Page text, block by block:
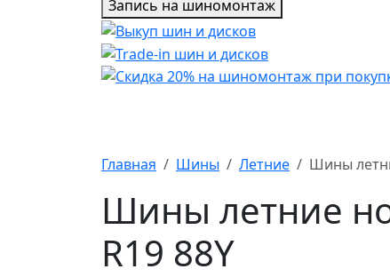
Запись на шиномонтаж
Главная Шины Летние Шины
Шины летние
R19 88Y